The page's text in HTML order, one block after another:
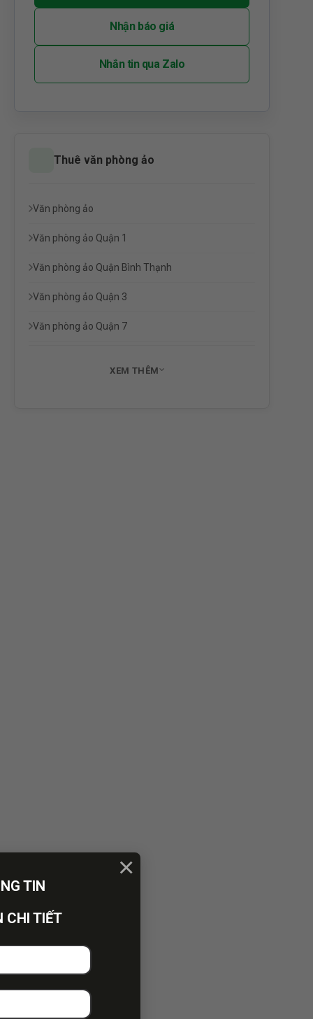
TIN
CHI TIẾT
×
Nhận báo giá
Nhắn tin qua Zalo
Thuê văn phòng ảo
Văn phòng ảo
Văn phòng ảo Quận 1
Văn phòng ảo Quận Bình Thạnh
Văn phòng ảo Quận 3
Văn phòng ảo Quận 7
XEM THÊM